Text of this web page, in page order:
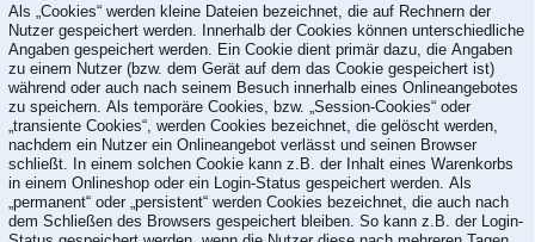
Als „Cookies“ werden kleine Dateien bezeichnet, die auf Rechnern der
Nutzer gespeichert werden. Innerhalb der Cookies können unterschiedliche
Angaben gespeichert werden. Ein Cookie dient primär dazu, die Angaben
zu einem Nutzer (bzw. dem Gerät auf dem das Cookie gespeichert ist)
während oder auch nach seinem Besuch innerhalb eines Onlineangebotes
zu speichern. Als temporäre Cookies, bzw. „Session-Cookies“ oder
„transiente Cookies“, werden Cookies bezeichnet, die gelöscht werden,
nachdem ein Nutzer ein Onlineangebot verlässt und seinen Browser
schließt. In einem solchen Cookie kann z.B. der Inhalt eines Warenkorbs
in einem Onlineshop oder ein Login-Status gespeichert werden. Als
„permanent“ oder „persistent“ werden Cookies bezeichnet, die auch nach
dem Schließen des Browsers gespeichert bleiben. So kann z.B. der Login-